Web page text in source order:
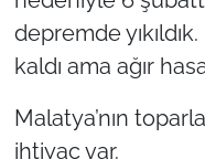
depremde
kaldı ama ağır
Malatya’nın
ihtiyaç var.